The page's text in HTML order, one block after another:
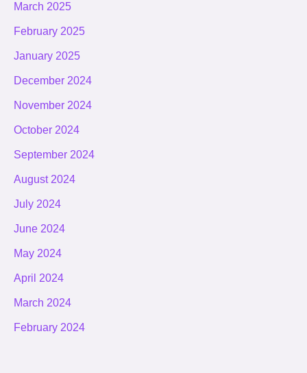
March 2025
February 2025
January 2025
December 2024
November 2024
October 2024
September 2024
August 2024
July 2024
June 2024
May 2024
April 2024
March 2024
February 2024